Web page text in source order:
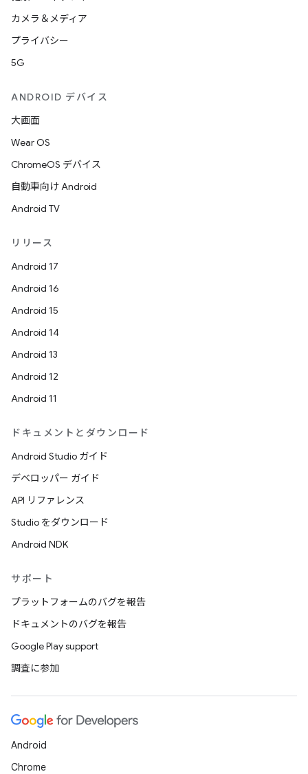
カメラ＆メディア
プライバシー
5G
ANDROID デバイス
大画面
Wear OS
ChromeOS デバイス
自動車向け Android
Android TV
リリース
Android 17
Android 16
Android 15
Android 14
Android 13
Android 12
Android 11
ドキュメントとダウンロード
Android Studio ガイド
デベロッパー ガイド
API リファレンス
Studio をダウンロード
Android NDK
サポート
プラットフォームのバグを報告
ドキュメントのバグを報告
Google Play support
調査に参加
Android
Chrome